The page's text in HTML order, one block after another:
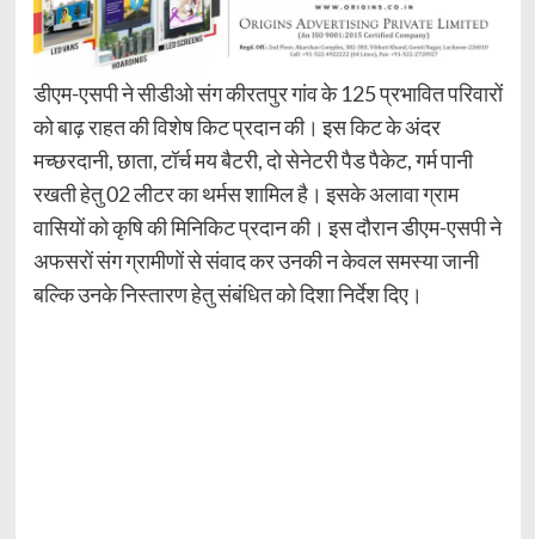
डीएम-एसपी ने सीडीओ संग कीरतपुर गांव के 125 प्रभावित परिवारों
को बाढ़ राहत की विशेष किट प्रदान की। इस किट के अंदर
मच्छरदानी, छाता, टॉर्च मय बैटरी, दो सेनेटरी पैड पैकेट, गर्म पानी
रखती हेतु 02 लीटर का थर्मस शामिल है। इसके अलावा ग्राम
वासियों को कृषि की मिनिकिट प्रदान की। इस दौरान डीएम-एसपी ने
अफसरों संग ग्रामीणों से संवाद कर उनकी न केवल समस्या जानी
बल्कि उनके निस्तारण हेतु संबंधित को दिशा निर्देश दिए।